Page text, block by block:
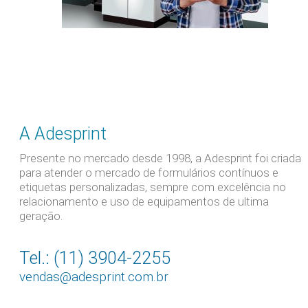
A Adesprint
Presente no mercado desde 1998, a Adesprint foi criada
para atender o mercado de formulários contínuos e
etiquetas personalizadas, sempre com excelência no
relacionamento e uso de equipamentos de ultima
geração.
Tel.: (11) 3904-2255
vendas@adesprint.com.br